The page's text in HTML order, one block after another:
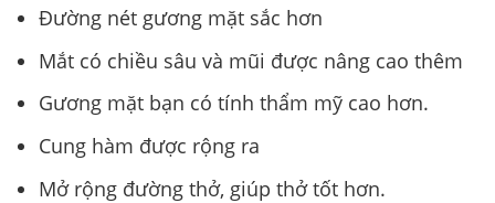
Đường nét gương mặt sắc hơn
Mắt có chiều sâu và mũi được nâng cao thêm
Gương mặt bạn có tính thẩm mỹ cao hơn.
Cung hàm được rộng ra
Mở rộng đường thở, giúp thở tốt hơn.